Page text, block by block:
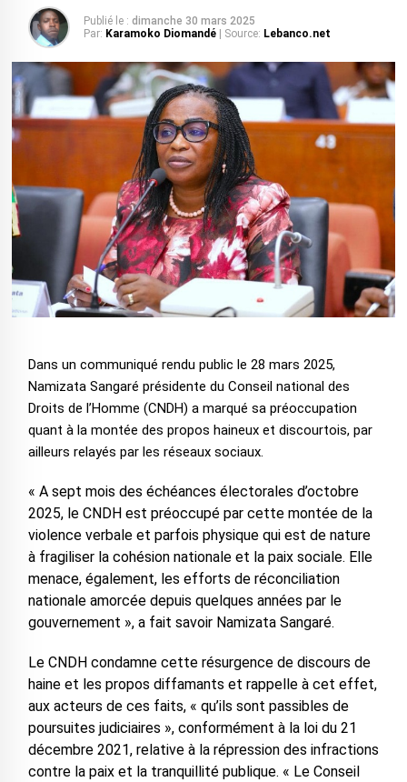
Publié le : dimanche 30 mars 2025
Par: Karamoko Diomandé | Source: Lebanco.net
Dans un communiqué rendu public le 28 mars 2025,
Namizata Sangaré présidente du Conseil national des
Droits de l’Homme (CNDH) a marqué sa préoccupation
quant à la montée des propos haineux et discourtois, par
ailleurs relayés par les réseaux sociaux.
« A sept mois des échéances électorales d’octobre
2025, le CNDH est préoccupé par cette montée de la
violence verbale et parfois physique qui est de nature
à fragiliser la cohésion nationale et la paix sociale. Elle
menace, également, les efforts de réconciliation
nationale amorcée depuis quelques années par le
gouvernement », a fait savoir Namizata Sangaré.
Le CNDH condamne cette résurgence de discours de
haine et les propos diffamants et rappelle à cet effet,
aux acteurs de ces faits, « qu’ils sont passibles de
poursuites judiciaires », conformément à la loi du 21
décembre 2021, relative à la répression des infractions
contre la paix et la tranquillité publique. « Le Conseil